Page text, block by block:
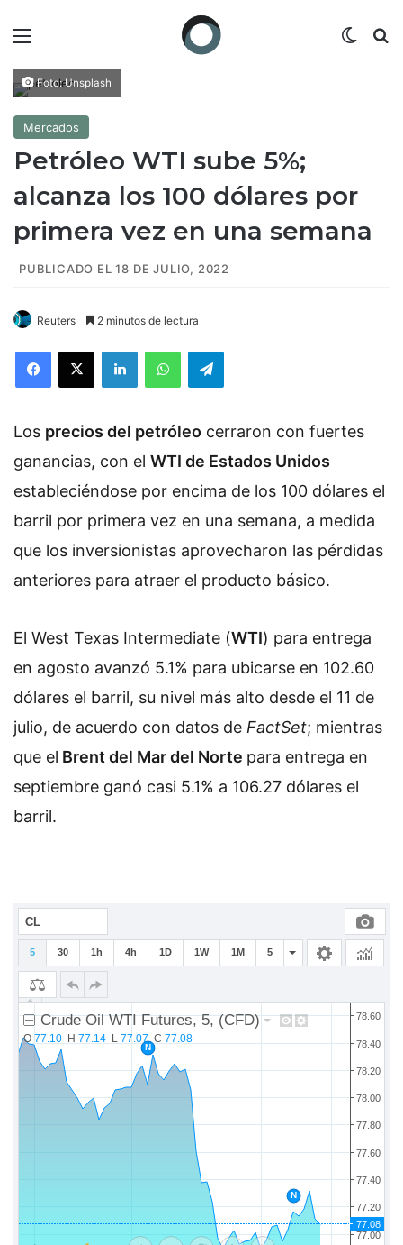
Foto: Unsplash
Mercados
Petróleo WTI sube 5%;
alcanza los 100 dólares por
primera vez en una semana
PUBLICADO EL 18 DE JULIO, 2022
Reuters 2 minutos de lectura
Los precios del petróleo cerraron con fuertes
ganancias, con el WTI de Estados Unidos
estableciéndose por encima de los 100 dólares el
barril por primera vez en una semana, a medida
que los inversionistas aprovecharon las pérdidas
anteriores para atraer el producto básico.
El West Texas Intermediate (WTI) para entrega
en agosto avanzó 5.1% para ubicarse en 102.60
dólares el barril, su nivel más alto desde el 11 de
julio, de acuerdo con datos de FactSet; mientras
que el Brent del Mar del Norte para entrega en
septiembre ganó casi 5.1% a 106.27 dólares el
barril.